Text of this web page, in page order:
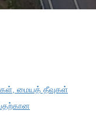
மையத் தீவுகள்